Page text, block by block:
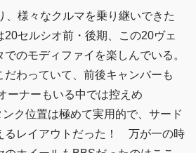
、様々なクルマを乗り継いできた
20セルシオ前・後期、この20ヴェ
のモディファイを楽しんでいる。
わっていて、前後キャンバーも
ーナーもいる中では控えめ
ンク位置は極めて実用的で、サード
るレイアウトだった！ 万が一の時